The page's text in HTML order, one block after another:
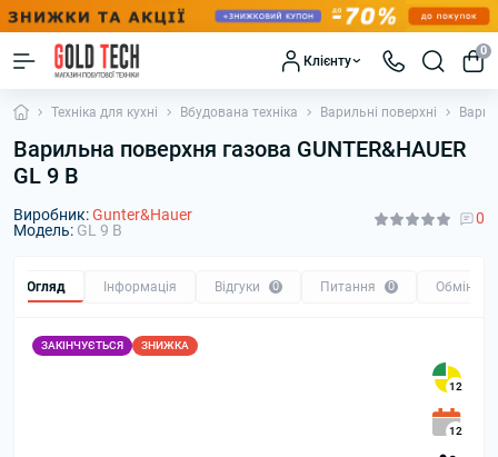
Клієнту
0
Техніка для кухні Вбудована техніка Варильні поверхні
Варильна поверхня газова GUNTER&HAUER
GL 9 B
Виробник:Gunter&Hauer
Модель: GL 9 B
0
Огляд Інформація Відгуки 0 Питання 0 Обмін та
ЗАКІНЧУЄТЬСЯ ЗНИЖКА
12
12